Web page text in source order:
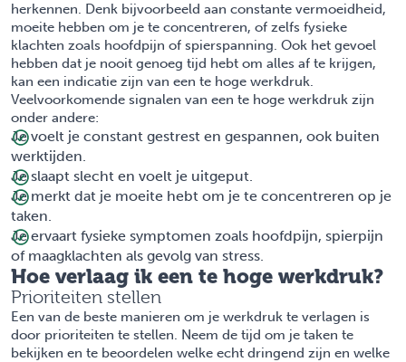
herkennen. Denk bijvoorbeeld aan constante vermoeidheid,
moeite hebben om je te concentreren, of zelfs fysieke
klachten zoals hoofdpijn of spierspanning. Ook het gevoel
hebben dat je nooit genoeg tijd hebt om alles af te krijgen,
kan een indicatie zijn van een te hoge werkdruk.
Veelvoorkomende signalen van een te hoge werkdruk zijn
onder andere:
Je voelt je constant gestrest en gespannen, ook buiten
werktijden.
Je slaapt slecht en voelt je uitgeput.
Je merkt dat je moeite hebt om je te concentreren op je
taken.
Je ervaart fysieke symptomen zoals hoofdpijn, spierpijn
of maagklachten als gevolg van stress.
Hoe verlaag ik een te hoge werkdruk?
Prioriteiten stellen
Een van de beste manieren om je werkdruk te verlagen is
door prioriteiten te stellen. Neem de tijd om je taken te
bekijken en te beoordelen welke echt dringend zijn en welke